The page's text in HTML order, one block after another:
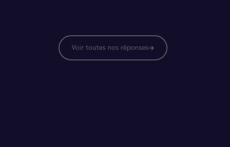
Voir toutes nos réponses